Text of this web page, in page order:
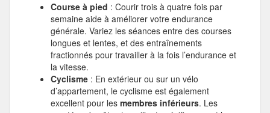
Course à pied : Courir trois à quatre fois par
semaine aide à améliorer votre endurance
générale. Variez les séances entre des courses
longues et lentes, et des entraînements
fractionnés pour travailler à la fois l’endurance et
la vitesse.
Cyclisme : En extérieur ou sur un vélo
d’appartement, le cyclisme est également
excellent pour les membres inférieurs. Les